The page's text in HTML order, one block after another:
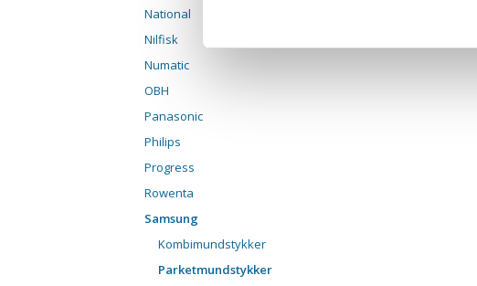
National
Nilfisk
Numatic
OBH
Panasonic
Philips
Progress
Rowenta
Samsung
Kombimundstykker
Parketmundstykker